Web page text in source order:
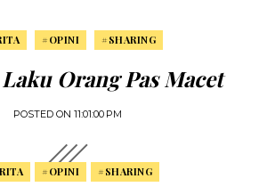
#OPINI #SHARING
Orang Pas Macet
POSTED ON 11:01:00 PM
#OPINI #SHARING